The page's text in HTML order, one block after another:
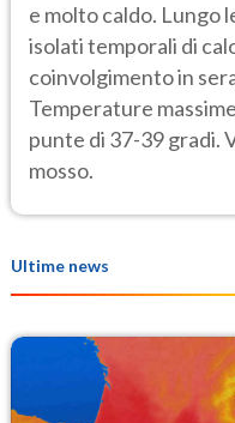
e molto caldo. Lungo
isolati temporali di
coinvolgimento in
Temperature
punte di 37-39 gradi.
mosso.
Ultime news